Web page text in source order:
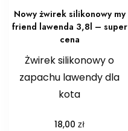
Nowy żwirek silikonowy my
friend lawenda 3,8l – super
cena
Żwirek silikonowy o
zapachu lawendy dla
kota
18,00zł